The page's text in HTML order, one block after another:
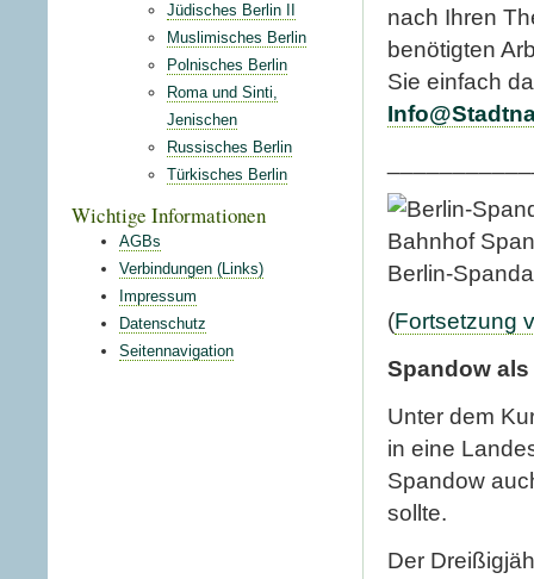
nach Ihren
benötigten
Sie einfach
Berlin-
(Fortsetzung
Spandow
Unter dem
in eine
Spandow
sollte.
Der
Jüdisches Berlin II
Muslimisches Berlin
Polnisches Berlin
Roma und Sinti,
Jenischen
Russisches Berlin
Türkisches Berlin
Wichtige Informationen
AGBs
Verbindungen (Links)
Impressum
Datenschutz
Seitennavigation